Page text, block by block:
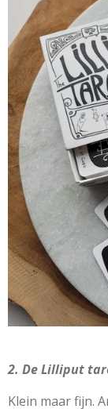
2. De Lilliput
Klein maar fijn.